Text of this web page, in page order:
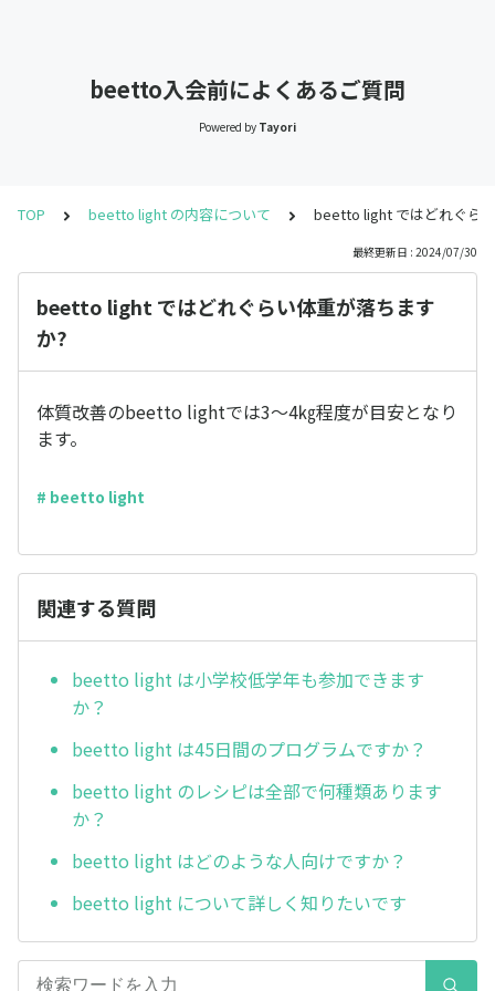
beetto入会前によくあるご質問
Powered by Tayori
TOP beetto light の内容について beetto light ではどれぐら
最終更新日 : 2024/07/30
beetto light ではどれぐらい体重が落ちます
か?
体質改善のbeetto lightでは3～4㎏程度が目安となり
ます。
# beetto light
関連する質問
beetto light は小学校低学年も参加できます
か？
beetto light は45日間のプログラムですか？
beetto light のレシピは全部で何種類あります
か？
beetto light はどのような人向けですか？
beetto light について詳しく知りたいです